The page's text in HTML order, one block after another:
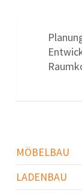
MÖBELBAU
LADENBAU